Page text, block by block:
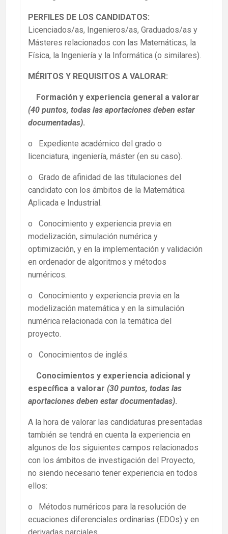
PERFILES DE LOS CANDIDATOS:
Licenciados/as, Ingenieros/as, Graduados/as y
Másteres relacionados con las Matemáticas, la
Física, la Ingeniería y la Informática (o similares).
MÉRITOS Y REQUISITOS A VALORAR:
Formación y experiencia general a valorar
(40 puntos, todas las aportaciones deben estar
documentadas).
o Expediente académico del grado o
licenciatura, ingeniería, máster (en su caso).
o Grado de afinidad de las titulaciones del
candidato con los ámbitos de la Matemática
Aplicada e Industrial.
o Conocimiento y experiencia previa en
modelización, simulación numérica y
optimización, y en la implementación y validación
en ordenador de algoritmos y métodos
numéricos.
o Conocimiento y experiencia previa en la
modelización matemática y en la simulación
numérica relacionada con la temática del
proyecto.
o Conocimientos de inglés.
Conocimientos y experiencia adicional y
específica a valorar (30 puntos, todas las
aportaciones deben estar documentadas).
A la hora de valorar las candidaturas presentadas
también se tendrá en cuenta la experiencia en
algunos de los siguientes campos relacionados
con los ámbitos de investigación del Proyecto,
no siendo necesario tener experiencia en todos
ellos:
o Métodos numéricos para la resolución de
ecuaciones diferenciales ordinarias (EDOs) y en